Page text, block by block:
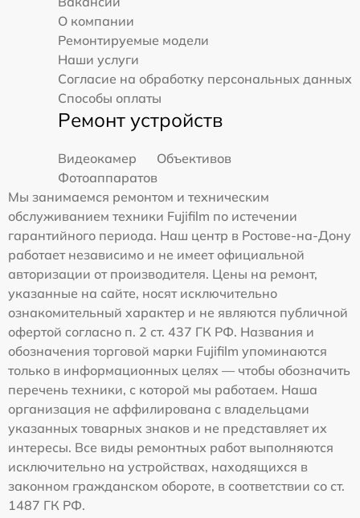
О компании
Ремонтируемые модели
Наши услуги
Согласие на обработку персональных данных
Способы оплаты
Ремонт устройств
Видеокамер
Объективов
Фотоаппаратов
Мы занимаемся ремонтом и техническим
обслуживанием техники Fujifilm по истечении
гарантийного периода. Наш центр в Ростове-на-Дону
работает независимо и не имеет официальной
авторизации от производителя. Цены на ремонт,
указанные на сайте, носят исключительно
ознакомительный характер и не являются публичной
офертой согласно п. 2 ст. 437 ГК РФ. Названия и
обозначения торговой марки Fujifilm упоминаются
только в информационных целях — чтобы обозначить
перечень техники, с которой мы работаем. Наша
организация не аффилирована с владельцами
указанных товарных знаков и не представляет их
интересы. Все виды ремонтных работ выполняются
исключительно на устройствах, находящихся в
законном гражданском обороте, в соответствии со ст.
1487 ГК РФ.